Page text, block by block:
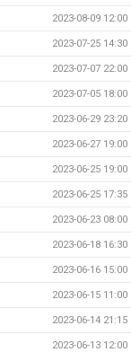
2023-08-09 12:00
2023-07-25 14:30
2023-07-07 22:00
2023-07-05 18:00
2023-06-29 23:20
2023-06-27 19:00
2023-06-25 19:00
2023-06-25 17:35
2023-06-23 08:00
2023-06-18 16:30
2023-06-16 15:00
2023-06-15 11:00
2023-06-14 21:15
2023-06-13 12:00